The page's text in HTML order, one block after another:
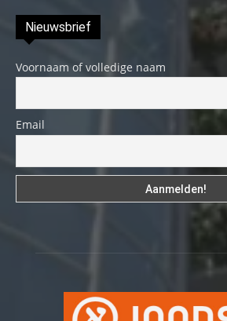
Nieuwsbrief
Voornaam of volledige naam
Email